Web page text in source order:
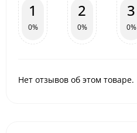
1
0%
2
0%
3
0%
Нет отзывов об этом товаре.